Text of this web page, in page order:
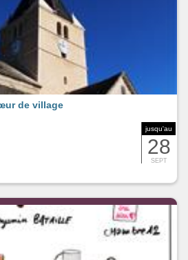
jusqu'au
28
SEPT
de village